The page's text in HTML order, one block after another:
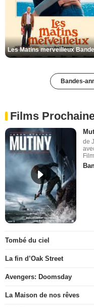
Bandes-
Films
de
Tombé du ciel
La fin d’Oak Street
Avengers: Doomsday
La Maison de nos rêves